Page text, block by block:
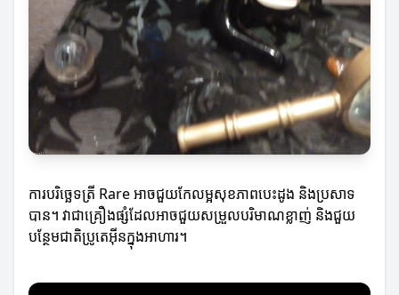
ការបរិច្ឆេទត្រី Rare អាចជួយកែលម្អសុខភាពបេះដូង និងប្រសាទ
បាន។ វាជាគ្រឿងផ្សំដែលអាចជួយសម្រួលបរិមាណខ្លាញ់ និងជួយ
បន្ថែមជាតិប្រូតេអ៊ីនក្នុងអាហារ។